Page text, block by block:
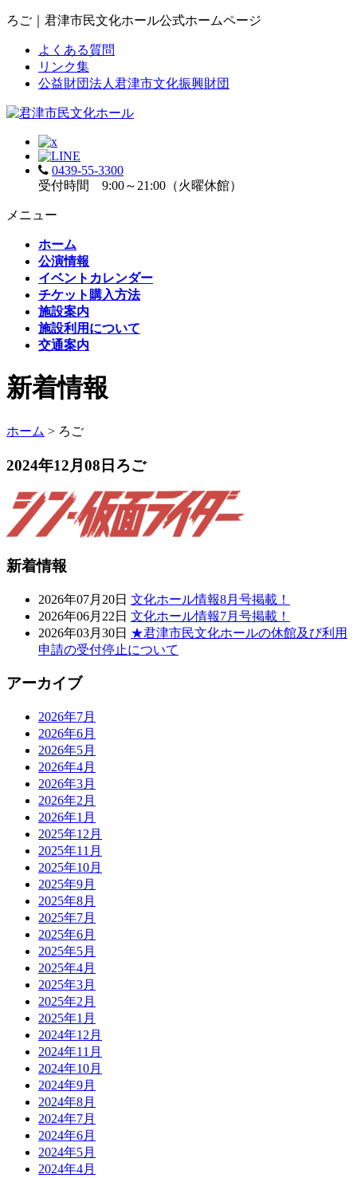
ろご｜君津市民文化ホール公式ホームページ
よくある質問
リンク集
公益財団法人君津市文化振興財団
0439-55-3300
受付時間 9:00～21:00（火曜休館）
メニュー
ホーム
公演情報
イベントカレンダー
チケット購入方法
施設案内
施設利用について
交通案内
新着情報
ホーム > ろご
2024年12月08日 ろご
新着情報
2026年07月20日 文化ホール情報8月号掲載！
2026年06月22日 文化ホール情報7月号掲載！
2026年03月30日 ★君津市民文化ホールの休館及び利用
申請の受付停止について
アーカイブ
2026年7月
2026年6月
2026年5月
2026年4月
2026年3月
2026年2月
2026年1月
2025年12月
2025年11月
2025年10月
2025年9月
2025年8月
2025年7月
2025年6月
2025年5月
2025年4月
2025年3月
2025年2月
2025年1月
2024年12月
2024年11月
2024年10月
2024年9月
2024年8月
2024年7月
2024年6月
2024年5月
2024年4月